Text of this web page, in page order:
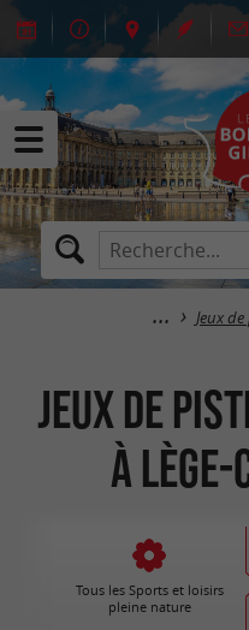
Jeux
Jeux de
à
Tous les Sports et loisirs
pleine nature